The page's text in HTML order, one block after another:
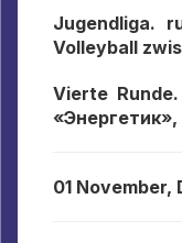
Jugendliga.
Volleyball
Vierte
«Энергетик»,
01 November,